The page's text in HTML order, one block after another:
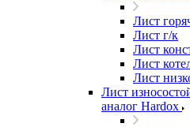
Лист
Лист г/к
Лист
Лист
Лист
Лист
аналог Hardox